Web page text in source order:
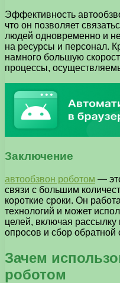
Эффективность
что он позволяет
людей одновременно и не
на ресурсы и персонал.
намного большую
процессы,
Заключение
автообзвон роботом —
связи с большим
короткие сроки. Он
технологий и может
целей, включая
опросов и сбор обратной
Зачем
роботом